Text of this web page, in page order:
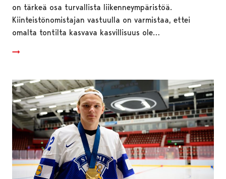
on tärkeä osa turvallista liikenneympäristöä.
Kiinteistönomistajan vastuulla on varmistaa, ettei
omalta tontilta kasvava kasvillisuus ole…